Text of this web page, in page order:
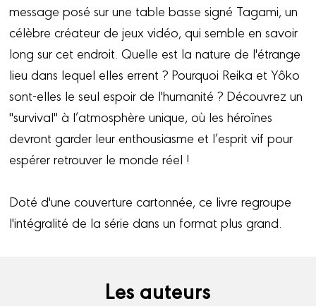
message posé sur une table basse signé Tagami, un
célèbre créateur de jeux vidéo, qui semble en savoir
long sur cet endroit. Quelle est la nature de l'étrange
lieu dans lequel elles errent ? Pourquoi Reika et Yôko
sont-elles le seul espoir de l'humanité ? Découvrez un
"survival" à l’atmosphère unique, où les héroïnes
devront garder leur enthousiasme et l’esprit vif pour
espérer retrouver le monde réel !
Doté d'une couverture cartonnée, ce livre regroupe
l'intégralité de la série dans un format plus grand.
Les auteurs